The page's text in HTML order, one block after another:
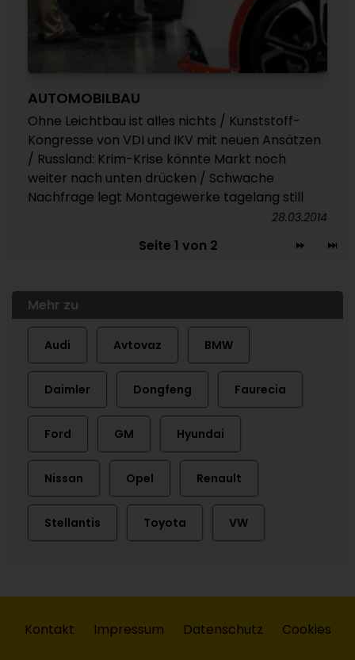
AUTOMOBILBAU
Ohne Leichtbau ist alles nichts / Kunststoff-
Kongresse von VDI und IKV mit neuen Ansätzen
/ Russland: Krim-Krise könnte Markt noch
weiter nach unten drücken / Schwache
Nachfrage legt Montagewerke tagelang still
28.03.2014
Seite 1 von 2
Mehr zu
Audi Avtovaz BMW
Daimler Dongfeng Faurecia
Ford GM Hyundai
Nissan Opel Renault
Stellantis Toyota VW
Kontakt Impressum Datenschutz Cookies